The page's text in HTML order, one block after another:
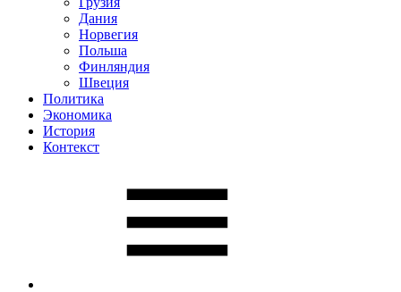
Дания
Норвегия
Польша
Финляндия
Швеция
Политика
Экономика
История
Контекст